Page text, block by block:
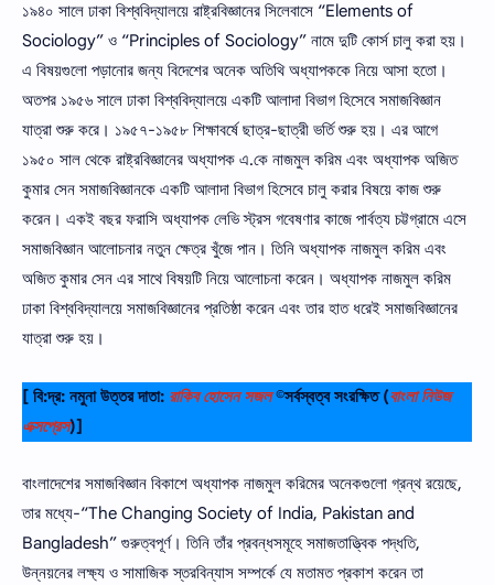
১৯৪০ সালে ঢাকা বিশ্ববিদ্যালয়ে রাষ্ট্রবিজ্ঞানের সিলেবাসে “Elements of
Sociology” ও “Principles of Sociology” নামে দুটি কোর্স চালু করা হয়।
এ বিষয়গুলাে পড়ানাের জন্য বিদেশের অনেক অতিথি অধ্যাপককে নিয়ে আসা হতাে।
অতপর ১৯৫৬ সালে ঢাকা বিশ্ববিদ্যালয়ে একটি আলাদা বিভাগ হিসেবে সমাজবিজ্ঞান
যাত্রা শুরু করে। ১৯৫৭-১৯৫৮ শিক্ষাবর্ষে ছাত্র-ছাত্রী ভর্তি শুরু হয়। এর আগে
১৯৫০ সাল থেকে রাষ্ট্রবিজ্ঞানের অধ্যাপক এ.কে নাজমুল করিম এবং অধ্যাপক অজিত
কুমার সেন সমাজবিজ্ঞানকে একটি আলাদা বিভাগ হিসেবে চালু করার বিষয়ে কাজ শুরু
করেন। একই বছর ফরাসি অধ্যাপক লেভি স্ট্রস গবেষণার কাজে পার্বত্য চট্টগ্রামে এসে
সমাজবিজ্ঞান আলােচনার নতুন ক্ষেত্র খুঁজে পান। তিনি অধ্যাপক নাজমুল করিম এবং
অজিত কুমার সেন এর সাথে বিষয়টি নিয়ে আলােচনা করেন। অধ্যাপক নাজমুল করিম
ঢাকা বিশ্ববিদ্যালয়ে সমাজবিজ্ঞানের প্রতিষ্ঠা করেন এবং তার হাত ধরেই সমাজবিজ্ঞানের
যাত্রা শুরু হয়।
[ বি:দ্র: নমুনা উত্তর দাতা: রাকিব হোসেন সজল©সর্বস্বত্ব সংরক্ষিত (বাংলা নিউজ
এক্সপ্রেস)]
বাংলাদেশের সমাজবিজ্ঞান বিকাশে অধ্যাপক নাজমুল করিমের অনেকগুলাে গ্রন্থ রয়েছে,
তার মধ্যে-“The Changing Society of India, Pakistan and
Bangladesh” গুরুত্বপূর্ণ। তিনি তাঁর প্রবন্ধসমূহে সমাজতাত্ত্বিক পদ্ধতি,
উন্নয়নের লক্ষ্য ও সামাজিক স্তরবিন্যাস সম্পর্কে যে মতামত প্রকাশ করেন তা